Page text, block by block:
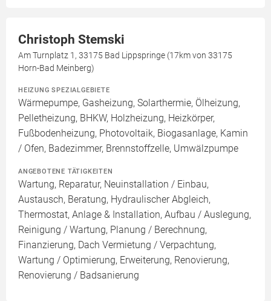
Christoph Stemski
Am Turnplatz 1, 33175 Bad Lippspringe (17km von 33175
Horn-Bad Meinberg)
HEIZUNG SPEZIALGEBIETE
Wärmepumpe, Gasheizung, Solarthermie, Ölheizung,
Pelletheizung, BHKW, Holzheizung, Heizkörper,
Fußbodenheizung, Photovoltaik, Biogasanlage, Kamin
/ Ofen, Badezimmer, Brennstoffzelle, Umwälzpumpe
ANGEBOTENE TÄTIGKEITEN
Wartung, Reparatur, Neuinstallation / Einbau,
Austausch, Beratung, Hydraulischer Abgleich,
Thermostat, Anlage & Installation, Aufbau / Auslegung,
Reinigung / Wartung, Planung / Berechnung,
Finanzierung, Dach Vermietung / Verpachtung,
Wartung / Optimierung, Erweiterung, Renovierung,
Renovierung / Badsanierung